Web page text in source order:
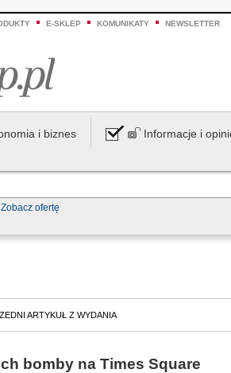
E-SKLEP KOMUNIKATY NEWSLETTER
i biznes Informacje i
Zobacz ofertę
ARTYKUŁ Z WYDANIA
bomby na Times Square